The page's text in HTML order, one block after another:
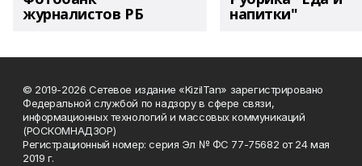
журналистов РБ напитки"
© 2019-2026 Сетевое издание «KizilTan» зарегистрировано
Федеральной службой по надзору в сфере связи,
информационных технологий и массовых коммуникаций
(РОСКОМНАДЗОР)
Регистрационный номер: серия Эл № ФС 77-75682 от 24 мая
2019 г.